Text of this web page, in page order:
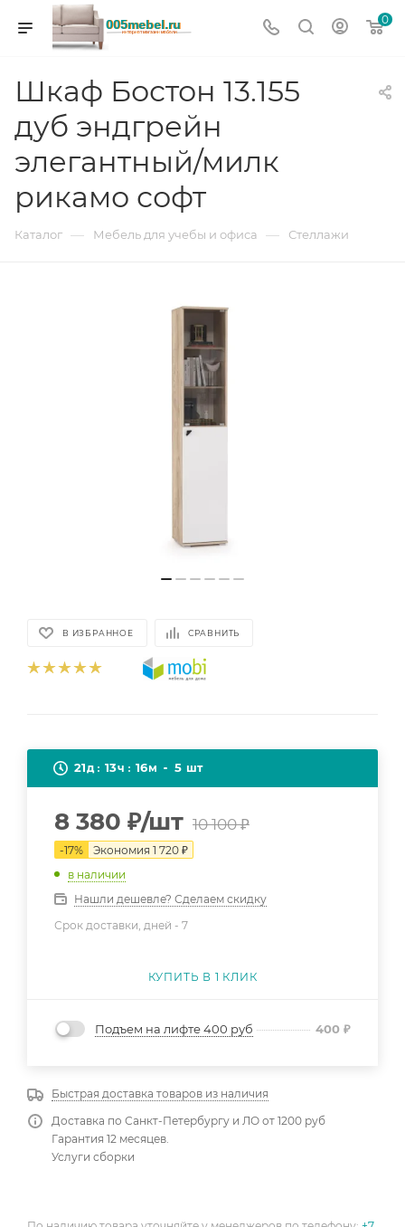
0
Шкаф Бостон 13.155
дуб эндгрейн
элегантный/милк
рикамо софт
Каталог — Мебель для учебы и офиса — Стеллажи
В ИЗБРАННОЕ СРАВНИТЬ
21д 13ч 16м 5 шт
8 380 ₽/шт 10 100₽
-17% Экономия 1 720 ₽
в наличии
Нашли дешевле? Сделаем скидку
Срок доставки, дней - 7
КУПИТЬ В 1 КЛИК
Подъем на лифте 400 руб 400 ₽
Быстрая доставка товаров из наличия
Доставка по Санкт-Петербургу и ЛО от 1200 руб
Гарантия 12 месяцев.
Услуги сборки